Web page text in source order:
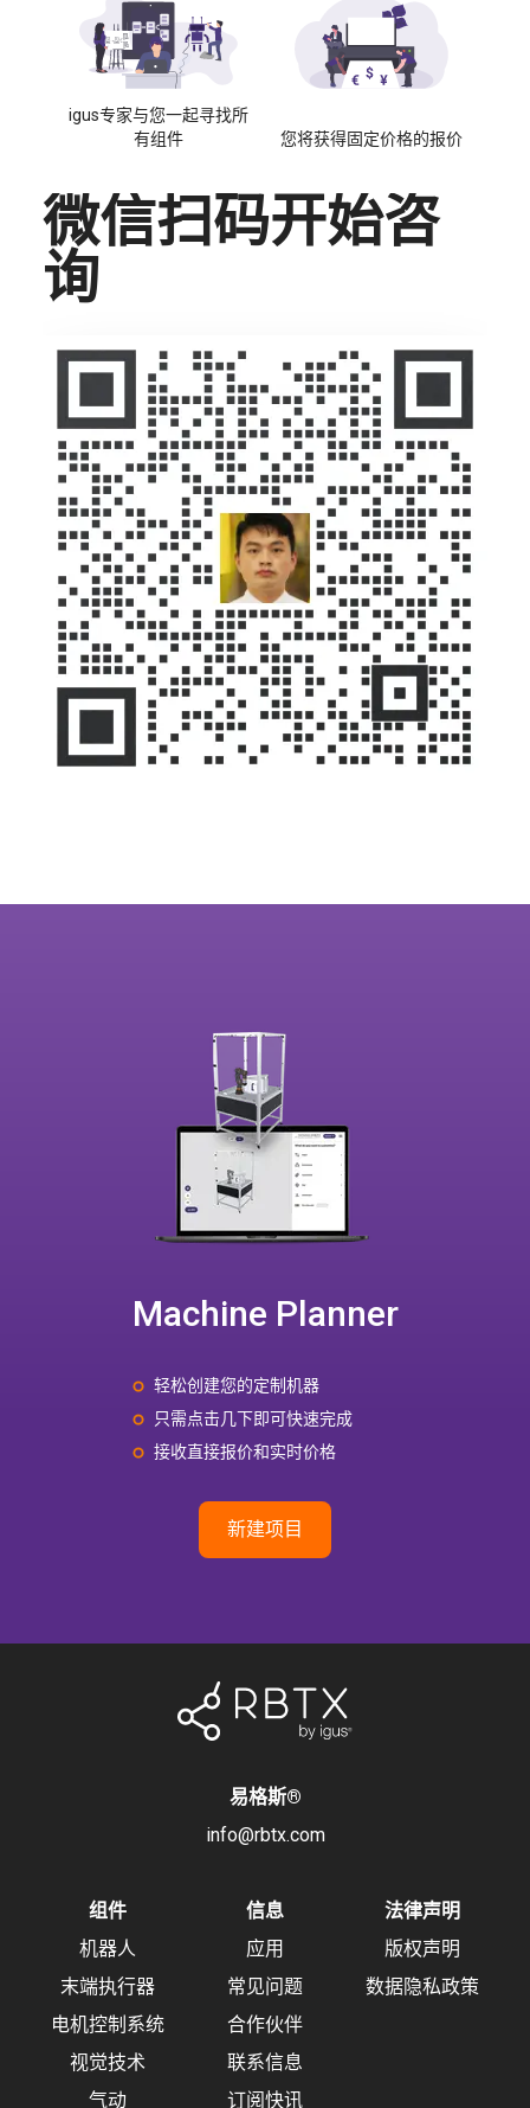
igus专家与您一起寻找所
有组件
您将获得固定价格的报价
微信扫码开始咨
询
Machine Planner
轻松创建您的定制机器
只需点击几下即可快速完成
接收直接报价和实时价格
新建项目
易格斯®
info@rbtx.com
组件
机器人
末端执行器
电机控制系统
视觉技术
气动
信息
应用
常见问题
合作伙伴
联系信息
订阅快讯
法律声明
版权声明
数据隐私政策